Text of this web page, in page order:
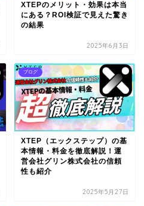
XTEPのメリット・効果は本当
にある？ROI検証で見えた驚き
の結果
2025年6月3日
ブログ
XTEP（エックステップ）の基
本情報・料金を徹底解説！運
営会社グリン株式会社の信頼
性も紹介
2025年5月27日